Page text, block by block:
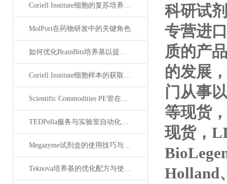
Coriell Institute细胞的复苏培养与质量控制规范
MolPort在药物研发中的关键角色
如何优化BrainBits培养基以提高实验效果？
Coriell Institute细胞样本的获取与应用指南
Scientific Commodities PE管在环保实验中的作用
TEDPella服务与实验室自动化设备的整合
Megazyme试剂盒的使用技巧与实验优化方法
Teknova培养基的优化配方与使用技巧
科研试
专营进
质的产
的发展
门从事
等现货
现货，
Holland